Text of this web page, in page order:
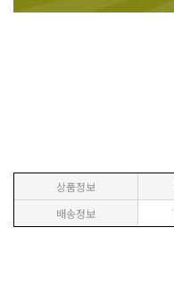
상품정보
배송정보